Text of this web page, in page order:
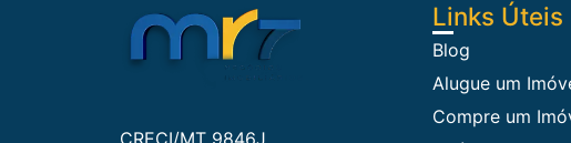
Links Úteis
Blog
Alugue um
Compre um